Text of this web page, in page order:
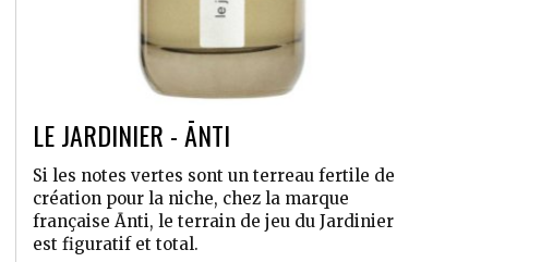
LE JARDINIER - ĀNTI
Si les notes vertes sont un terreau fertile de
création pour la niche, chez la marque
française Ānti, le terrain de jeu du Jardinier
est figuratif et total.